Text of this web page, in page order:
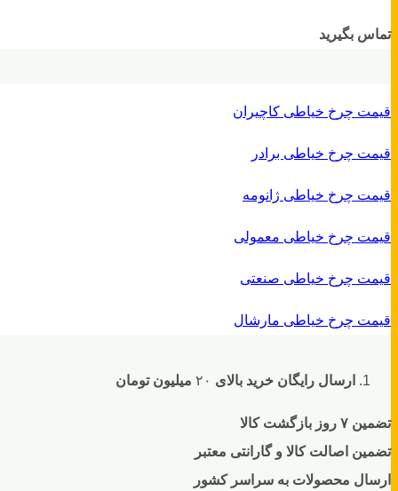
تماس بگیرید
قیمت چرخ خیاطی کاچیران
قیمت چرخ خیاطی برادر
قیمت چرخ خیاطی ژانومه
قیمت چرخ خیاطی معمولی
قیمت چرخ خیاطی صنعتی
قیمت چرخ خیاطی مارشال
ارسال رایگان خرید بالای میلیون تومان
تضمین ۷ روز بازگشت کالا
تضمین اصالت کالا و گارانتی معتبر
ارسال محصولات به سراسر کشور